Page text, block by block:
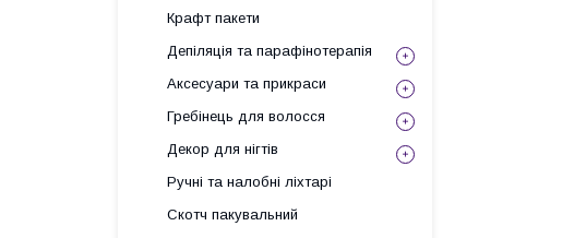
Крафт пакети
Депіляція та парафінотерапія
Аксесуари та прикраси
Гребінець для волосся
Декор для нігтів
Ручні та налобні ліхтарі
Скотч пакувальний